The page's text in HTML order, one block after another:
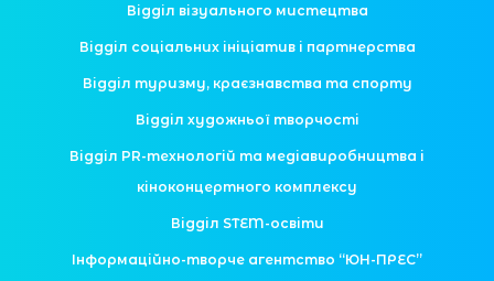
Відділ візуального мистецтва
Відділ соціальних ініціатив і партнерства
Відділ туризму, краєзнавства та спорту
Відділ художньої творчості
Відділ PR-технологій та медіавиробництва і
кіноконцертного комплексу
Відділ STEM-освіти
Інформаційно-творче агентство “ЮН-ПРЕС”